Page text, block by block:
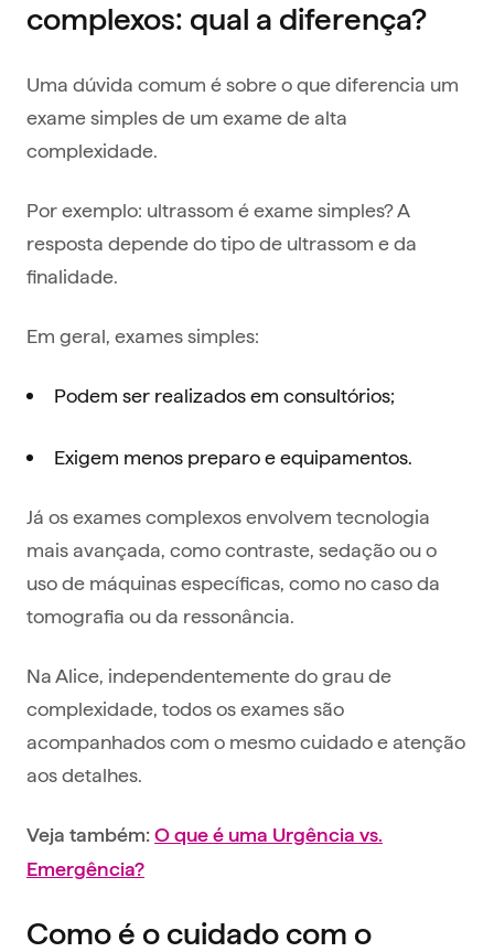
complexos: qual a diferença?
Uma dúvida comum é sobre o que diferencia um
exame simples de um exame de alta
complexidade.
Por exemplo: ultrassom é exame simples? A
resposta depende do tipo de ultrassom e da
finalidade.
Em geral, exames simples:
Podem ser realizados em consultórios;
Exigem menos preparo e equipamentos.
Já os exames complexos envolvem tecnologia
mais avançada, como contraste, sedação ou o
uso de máquinas específicas, como no caso da
tomografia ou da ressonância.
Na Alice, independentemente do grau de
complexidade, todos os exames são
acompanhados com o mesmo cuidado e atenção
aos detalhes.
Veja também: O que é uma Urgência vs.
Emergência?
Como é o cuidado com o